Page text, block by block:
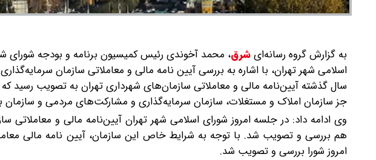
به گزارش گروه رسانه‌ایشرق، محمد آخوندی رئیس کمیسیون برنامه و بودجه شورای
اسلامی شهر تهران، با اشاره به بررسی آیین نامه مالی و معاملاتی سازمان
سال گذشته آیین‌نامه مالی و معاملاتی سازمان‌های شهرداری تهران به تصویب رسید
جز سازمان املاک و مستغلات، سازمان سرمایه‌گذاری و مشارکت‌های مردمی و
وی ادامه داد: در جلسه امروز شورای اسلامی شهر تهران آیین‌نامه مالی و
هم بررسی و تصویب شد. با توجه به شرایط خاص این سازمان، آیین نامه مالی
امروز شورا بررسی و تصویب شد.